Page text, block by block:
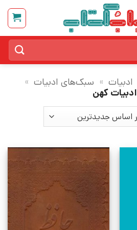
ادبیات » سبک‌های ادبیات »
ادبیات کهن